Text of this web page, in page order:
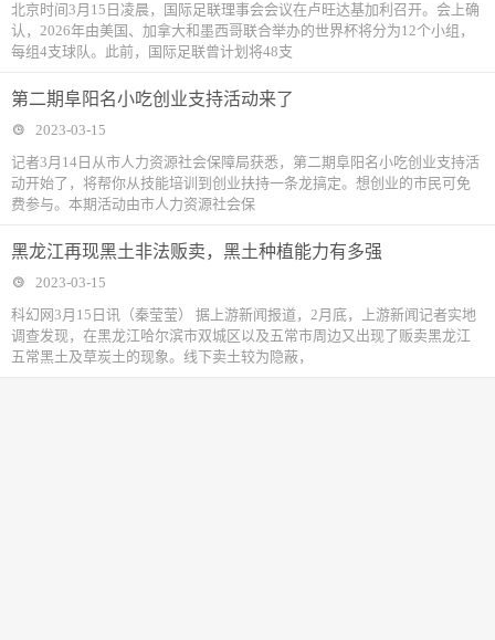
北京时间3月15日凌晨，国际足联理事会会议在卢旺达基加利召开。会上确
认，2026年由美国、加拿大和墨西哥联合举办的世界杯将分为12个小组，
每组4支球队。此前，国际足联曾计划将48支
第二期阜阳名小吃创业支持活动来了
2023-03-15
记者3月14日从市人力资源社会保障局获悉，第二期阜阳名小吃创业支持活
动开始了，将帮你从技能培训到创业扶持一条龙搞定。想创业的市民可免
费参与。本期活动由市人力资源社会保
黑龙江再现黑土非法贩卖，黑土种植能力有多强
2023-03-15
科幻网3月15日讯（秦莹莹） 据上游新闻报道，2月底，上游新闻记者实地
调查发现，在黑龙江哈尔滨市双城区以及五常市周边又出现了贩卖黑龙江
五常黑土及草炭土的现象。线下卖土较为隐蔽，